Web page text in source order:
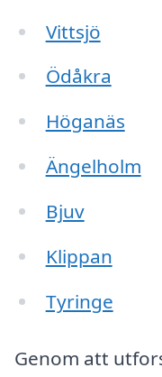
Vittsjö
Ödåkra
Höganäs
Ängelholm
Bjuv
Klippan
Tyringe
Genom att